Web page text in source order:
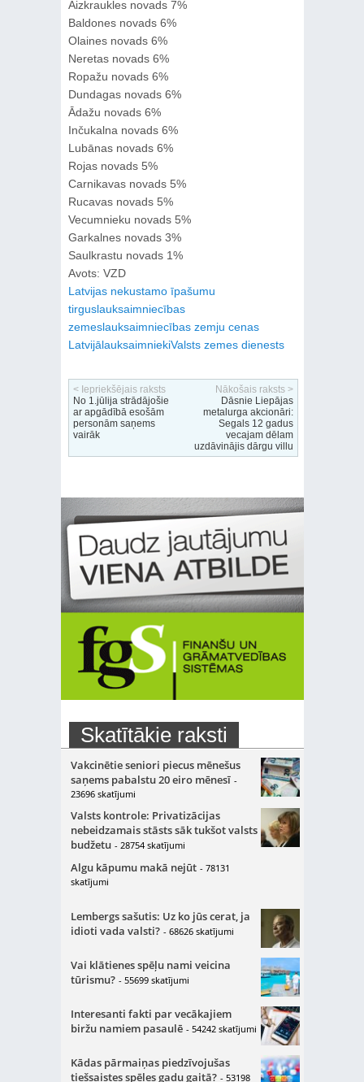
Aizkraukles novads 7%
Baldones novads 6%
Olaines novads 6%
Neretas novads 6%
Ropažu novads 6%
Dundagas novads 6%
Ādažu novads 6%
Inčukalna novads 6%
Lubānas novads 6%
Rojas novads 5%
Carnikavas novads 5%
Rucavas novads 5%
Vecumnieku novads 5%
Garkalnes novads 3%
Saulkrastu novads 1%
Avots: VZD
Latvijas nekustamo īpašumu
tirguslauksaimniecības
zemeslauksaimniecības zemju cenas
LatvijālauksaimniekiValsts zemes dienests
< Iepriekšējais raksts
No 1.jūlija strādājošie
ar apgādībā esošām
personām saņems
vairāk
Nākošais raksts >
Dāsnie Liepājas
metalurga akcionāri:
Segals 12 gadus
vecajam dēlam
uzdāvinājis dārgu villu
Skatītākie raksti
Vakcinētie seniori piecus mēnešus
saņems pabalstu 20 eiro mēnesī -
23696 skatījumi
Valsts kontrole: Privatizācijas
nebeidzamais stāsts sāk tukšot valsts
budžetu - 28754 skatījumi
Algu kāpumu makā nejūt - 78131
skatījumi
Lembergs sašutis: Uz ko jūs cerat, ja
idioti vada valsti? - 68626 skatījumi
Vai klātienes spēļu nami veicina
tūrismu? - 55699 skatījumi
Interesanti fakti par vecākajiem
biržu namiem pasaulē - 54242 skatījumi
Kādas pārmaiņas piedzīvojušas
tiešsaistes spēles gadu gaitā? - 53198